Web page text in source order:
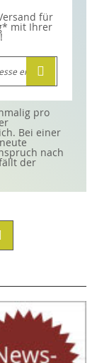
für
mit Ihrer
pro
Bei einer
nach
der